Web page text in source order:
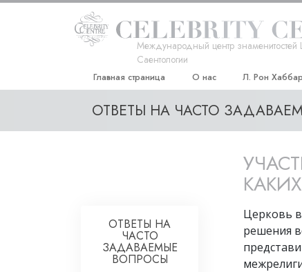
Международный центр знаменитостей
Саентологии
Главная страница О нас Л. Рон
ОТВЕТЫ НА ЧАСТО
Церковь
решения
ОТВЕТЫ НА
ЧАСТО
ЗАДАВАЕМЫЕ
ВОПРОСЫ